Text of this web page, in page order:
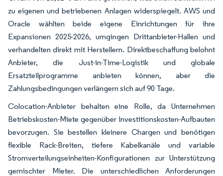
zu eigenen und betriebenen Anlagen widerspiegelt. AWS und
Oracle wählten beide eigene Einrichtungen für ihre
Expansionen 2025-2026, umgingen Drittanbieter-Hallen und
verhandelten direkt mit Herstellern. Direktbeschaffung belohnt
Anbieter, die Just-in-Time-Logistik und globale
Ersatzteilprogramme anbieten können, aber die
Zahlungsbedingungen verlängern sich auf 90 Tage.
Colocation-Anbieter behalten eine Rolle, da Unternehmen
Betriebskosten-Miete gegenüber Investitionskosten-Aufbauten
bevorzugen. Sie bestellen kleinere Chargen und benötigen
flexible Rack-Breiten, tiefere Kabelkanäle und variable
Stromverteilungseinheiten-Konfigurationen zur Unterstützung
gemischter Mieter. Die unterschiedlichen Anforderungen